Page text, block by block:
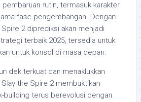
pembaruan rutin, termasuk karakter
fase pengembangan. Dengan
2 diprediksi akan menjadi
terbaik 2025, tersedia untuk
untuk konsol di masa depan.
dek terkuat dan menaklukkan
Slay the Spire 2 membuktikan
building terus berevolusi dengan